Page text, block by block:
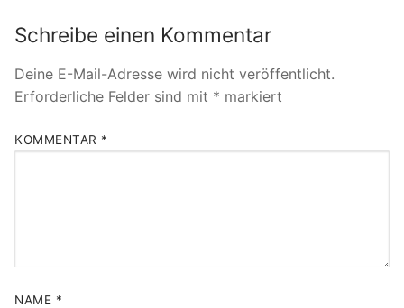
Schreibe einen Kommentar
Deine E-Mail-Adresse wird nicht veröffentlicht.
Erforderliche Felder sind mit * markiert
KOMMENTAR *
NAME *